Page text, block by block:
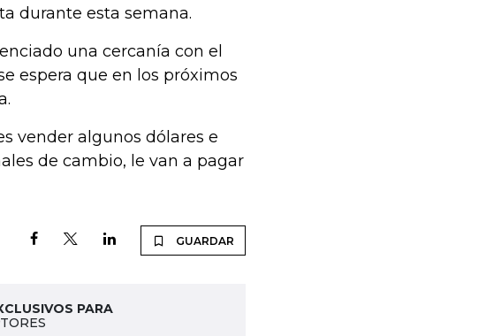
durante esta semana.
una cercanía con el
espera que en los próximos
vender algunos dólares e
de cambio, le van a pagar
GUARDAR
PARA